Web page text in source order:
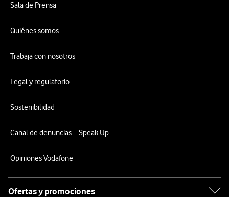
Sala de Prensa
Quiénes somos
Trabaja con nosotros
Legal y regulatorio
Sostenibilidad
Canal de denuncias – Speak Up
Opiniones Vodafone
Ofertas y promociones